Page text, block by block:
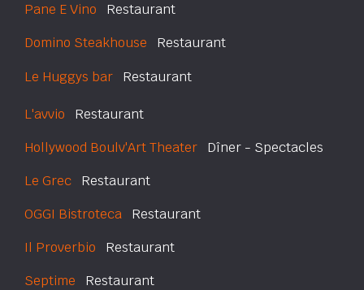
Pane E Vino Restaurant
Domino Steakhouse Restaurant
Le Huggys bar Restaurant
L'avvio Restaurant
Hollywood Boulv'Art Theater Dîner - Spectacles
Le Grec Restaurant
OGGI Bistroteca Restaurant
Il Proverbio Restaurant
Septime Restaurant